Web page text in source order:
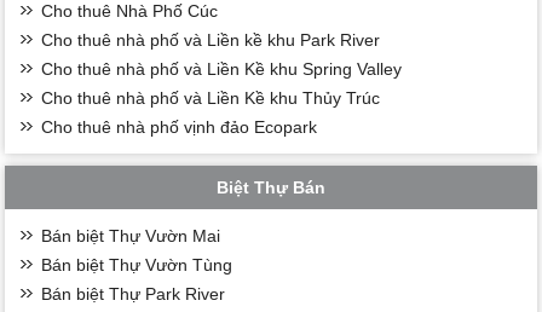
Cho thuê Nhà Phố Cúc
Cho thuê nhà phố và Liền kề khu Park River
Cho thuê nhà phố và Liền Kề khu Spring Valley
Cho thuê nhà phố và Liền Kề khu Thủy Trúc
Cho thuê nhà phố vịnh đảo Ecopark
Biệt Thự Bán
Bán biệt Thự Vườn Mai
Bán biệt Thự Vườn Tùng
Bán biệt Thự Park River